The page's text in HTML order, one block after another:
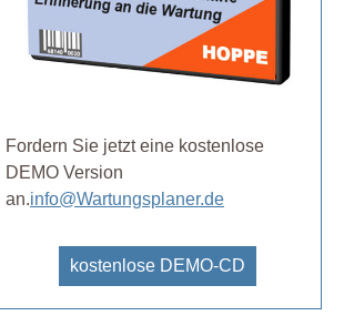
Fordern Sie jetzt eine kostenlose
DEMO Version
an.info@Wartungsplaner.de
kostenlose DEMO-CD